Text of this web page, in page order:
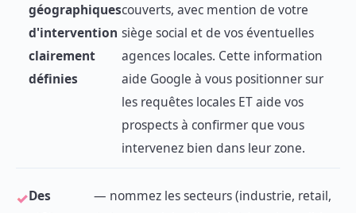
géographiques
d'intervention
clairement
définies
couverts, avec mention de votre
siège social et de vos éventuelles
agences locales. Cette information
aide Google à vous positionner sur
les requêtes locales ET aide vos
prospects à confirmer que vous
intervenez bien dans leur zone.
Des
— nommez les secteurs (industrie, retail,